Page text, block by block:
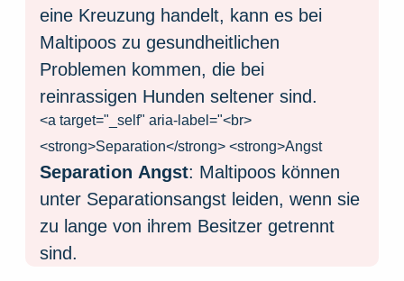
eine Kreuzung handelt, kann es bei
Maltipoos zu gesundheitlichen
Problemen kommen, die bei
reinrassigen Hunden seltener sind.
<a target="_self" aria-label="<br>
<strong>Separation</strong> <strong>Angst
Separation Angst: Maltipoos können
unter Separationsangst leiden, wenn sie
zu lange von ihrem Besitzer getrennt
sind.